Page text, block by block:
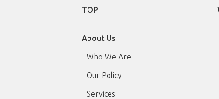
TOP
About Us
Who We Are
Our Policy
Services